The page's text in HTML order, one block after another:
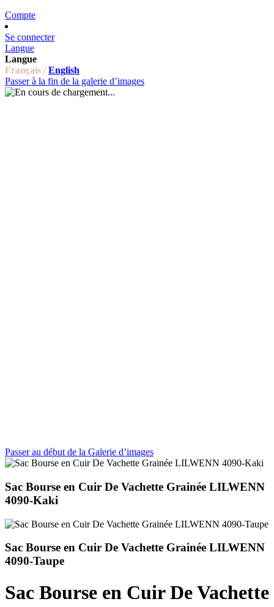
Compte
Se connecter
Langue
Langue
Français / English
Passer à la fin de la galerie d’images
Passer au début de la Galerie d’images
Sac Bourse en Cuir De Vachette Grainée LILWENN
4090-Kaki
Sac Bourse en Cuir De Vachette Grainée LILWENN
4090-Taupe
Sac Bourse en Cuir De Vachette